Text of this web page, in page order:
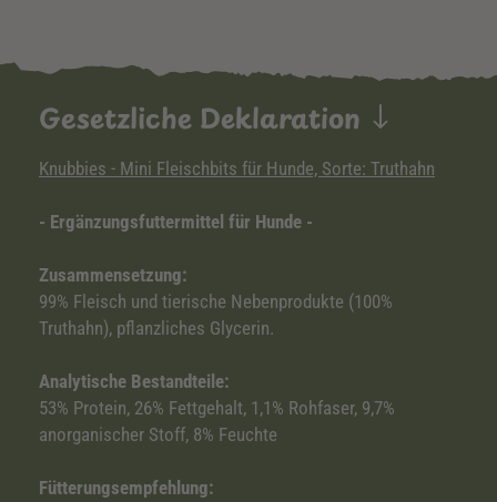
Gesetzliche Deklaration
Knubbies - Mini Fleischbits für Hunde, Sorte: Truthahn
- Ergänzungsfuttermittel für Hunde -
Zusammensetzung:
99% Fleisch und tierische Nebenprodukte (100%
Truthahn), pflanzliches Glycerin.
Analytische Bestandteile:
53% Protein, 26% Fettgehalt, 1,1% Rohfaser, 9,7%
anorganischer Stoff, 8% Feuchte
Fütterungsempfehlung: